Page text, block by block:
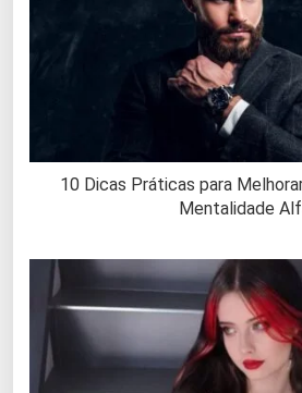
10 Dicas Práticas para
Mentalidade